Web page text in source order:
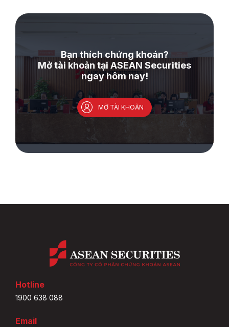
Bạn thích chứng khoán?
Mở tài khoản tại ASEAN Securities
ngay hôm nay!
MỞ TÀI KHOẢN
Hotline
1900 638 088
Email